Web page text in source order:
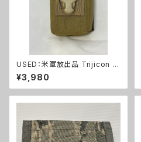
USED：米軍放出品 Trijicon A
COG RCO トリジコン アコグ
ポーチ タンカラー(A288)
¥3,980